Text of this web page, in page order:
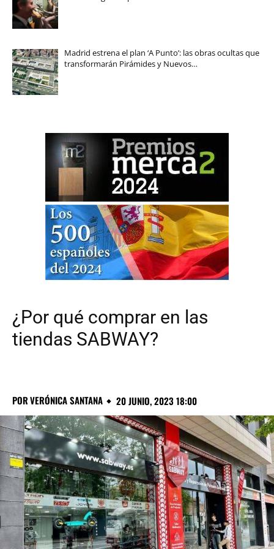
Madrid estrena el plan ‘A Punto’: las obras ocultas que
transformarán Pirámides y Nuevos…
¿Por qué comprar en las
tiendas SABWAY?
PORVERÓNICA SANTANA 20 JUNIO, 2023 18:00